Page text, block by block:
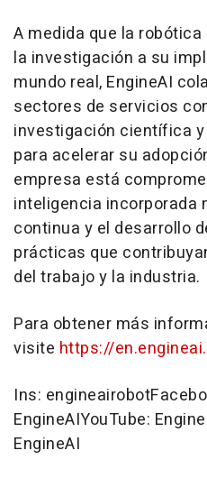
A medida que la
la investigación a su
mundo real, EngineAI
sectores de servicios
investigación científica
para acelerar su
empresa está
inteligencia incorporada
continua y el desarrollo
prácticas que
del trabajo y la industria.
Para obtener más
visite https://
Ins:
EngineAIYouTube:
EngineAI